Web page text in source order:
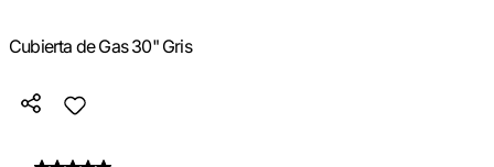
Cubierta de Gas 30" Gris